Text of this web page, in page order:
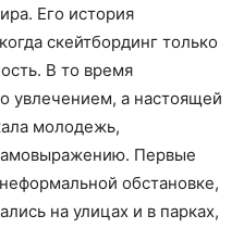
Его история
скейтбординг только
В то время
увлечением, а настоящей
молодежь,
Первые
обстановке,
на улицах и в парках,